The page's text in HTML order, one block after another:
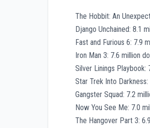
The Hobbit: An
Django Unchained: 8.1
Fast and Furious 6: 7.9
Iron Man 3: 7.6 million
Silver Linings Playbook:
Star Trek Into Darkness:
Gangster Squad: 7.2
Now You See Me: 7.0
The Hangover Part 3: